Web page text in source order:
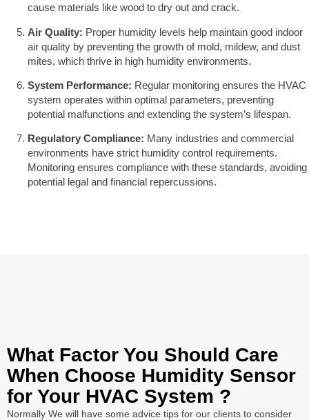
cause materials like wood to dry out and crack.
Air Quality: Proper humidity levels help maintain good indoor
air quality by preventing the growth of mold, mildew, and dust
mites, which thrive in high humidity environments.
System Performance: Regular monitoring ensures the HVAC
system operates within optimal parameters, preventing
potential malfunctions and extending the system’s lifespan.
Regulatory Compliance: Many industries and commercial
environments have strict humidity control requirements.
Monitoring ensures compliance with these standards, avoiding
potential legal and financial repercussions.
What Factor You Should Care
When Choose Humidity Sensor
for Your HVAC System ?
Normally We will have some advice tips for our clients to consider